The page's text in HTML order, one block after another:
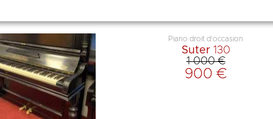
Piano droit d'occasion
Suter130
1 000 €
900 €